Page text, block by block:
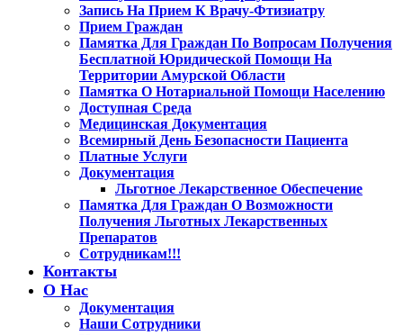
Запись На Прием К Врачу-Фтизиатру
Прием Граждан
Памятка Для Граждан По Вопросам Получения
Бесплатной Юридической Помощи На
Территории Амурской Области
Памятка О Нотариальной Помощи Населению
Доступная Среда
Медицинская Документация
Всемирный День Безопасности Пациента
Платные Услуги
Документация
Льготное Лекарственное Обеспечение
Памятка Для Граждан О Возможности
Получения Льготных Лекарственных
Препаратов
Сотрудникам!!!
Контакты
О Нас
Документация
Наши Сотрудники